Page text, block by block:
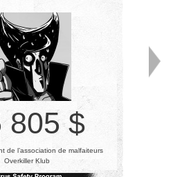
805 $
de l’association de malfaiteurs
Overkiller Klub